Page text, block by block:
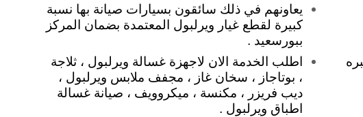
يعاونهم في ذلك سائقون بسيارات صيانة بها نسبة
كبيرة لقطع غيار ويرلبول المعتمدة بضمان المركز
ببورسعيد .
اطلب الخدمة الان لاجهزة غسالة ويرلبول ، ثلاجة
، بوتاجاز ، سخان غاز ، مجفف ملابس ويرلبول ،
ديب فريزر ، مكنسة ، ميكروويف ، صيانة غسالة
اطباق ويرلبول .